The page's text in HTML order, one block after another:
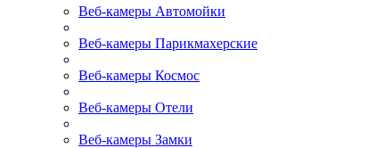
Веб-камеры Автомойки
Веб-камеры Парикмахерские
Веб-камеры Космос
Веб-камеры Отели
Веб-камеры Замки